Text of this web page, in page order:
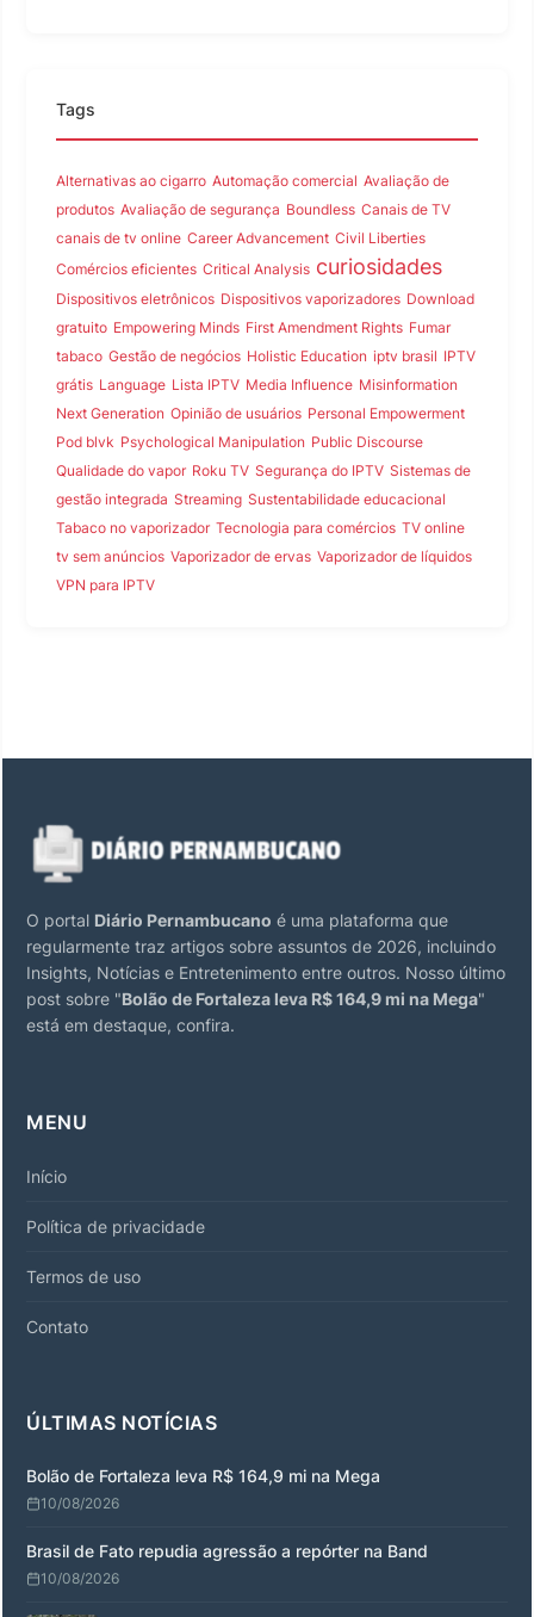
Tags
Alternativas ao cigarro Automação comercial Avaliação de
produtos Avaliação de segurança Boundless Canais de TV
canais de tv online Career Advancement Civil Liberties
Comércios eficientes Critical Analysis curiosidades
Dispositivos eletrônicos Dispositivos vaporizadores Download
gratuito Empowering Minds First Amendment Rights Fumar
tabaco Gestão de negócios Holistic Education iptv brasil IPTV
grátis Language Lista IPTV Media Influence Misinformation
Next Generation Opinião de usuários Personal Empowerment
Pod blvk Psychological Manipulation Public Discourse
Qualidade do vapor Roku TV Segurança do IPTV Sistemas de
gestão integrada Streaming Sustentabilidade educacional
Tabaco no vaporizador Tecnologia para comércios TV online
tv sem anúncios Vaporizador de ervas Vaporizador de líquidos
VPN para IPTV
O portal Diário Pernambucano é uma plataforma que
regularmente traz artigos sobre assuntos de 2026, incluindo
Insights, Notícias e Entretenimento entre outros. Nosso último
post sobre "Bolão de Fortaleza leva R$ 164,9 mi na Mega"
está em destaque, confira.
MENU
Início
Política de privacidade
Termos de uso
Contato
ÚLTIMAS NOTÍCIAS
Bolão de Fortaleza leva R$ 164,9 mi na Mega
10/08/2026
Brasil de Fato repudia agressão a repórter na Band
10/08/2026